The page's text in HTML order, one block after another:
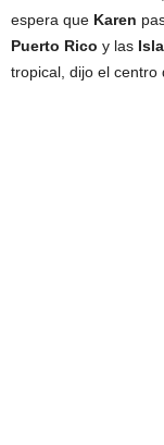
espera que Karen
Puerto Rico y las
tropical, dijo el centro